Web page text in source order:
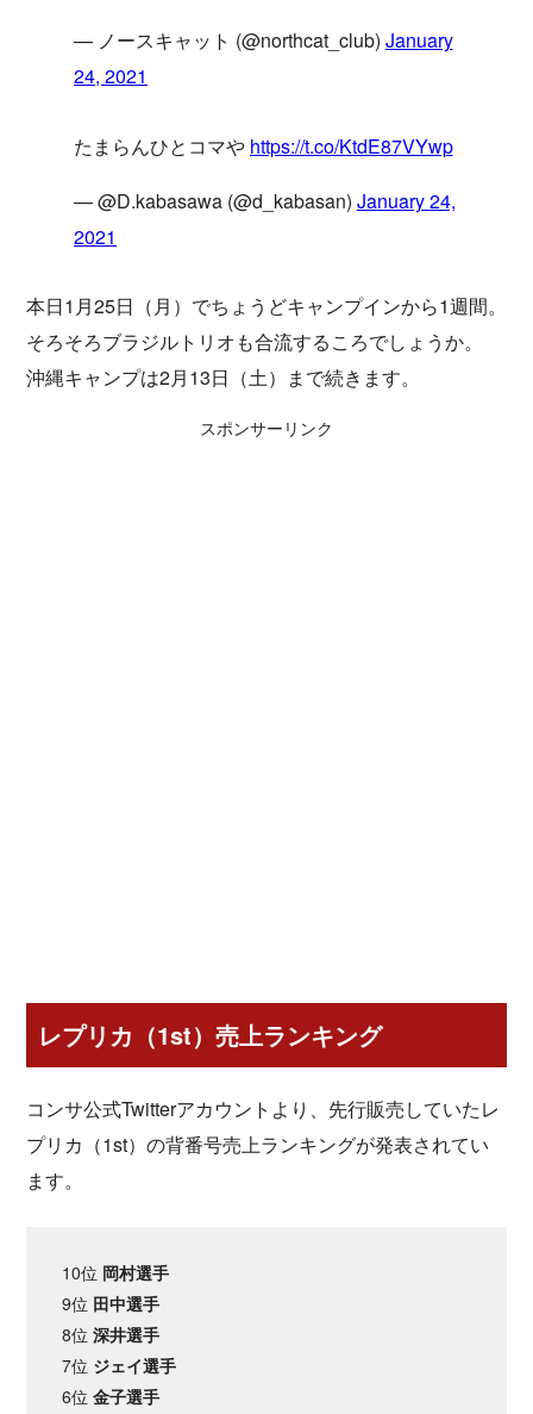
— ノースキャット (@northcat_club) January
24, 2021
たまらんひとコマや https://t.co/KtdE87VYwp
— @D.kabasawa (@d_kabasan) January 24,
2021
本日1月25日（月）でちょうどキャンプインから1週間。
そろそろブラジルトリオも合流するころでしょうか。
沖縄キャンプは2月13日（土）まで続きます。
スポンサーリンク
レプリカ（1st）売上ランキング
コンサ公式Twitterアカウントより、先行販売していたレ
プリカ（1st）の背番号売上ランキングが発表されてい
ます。
10位 岡村選手
9位 田中選手
8位深井選手
7位 ジェイ選手
6位金子選手